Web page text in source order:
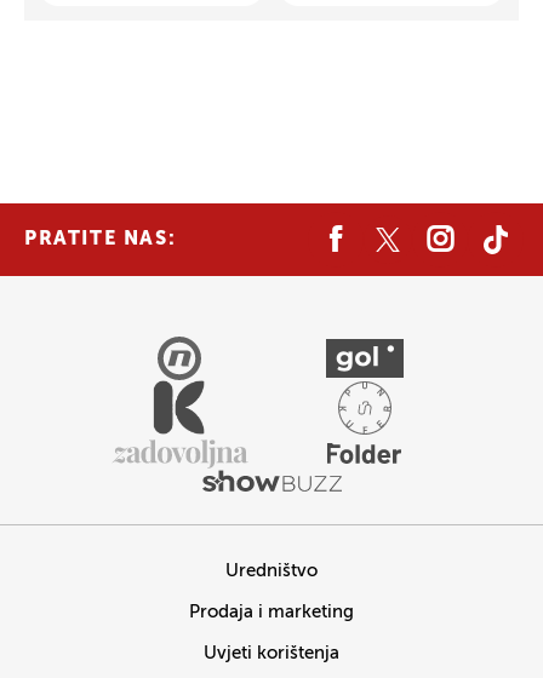
PRATITE NAS:
Uredništvo
Prodaja i marketing
Uvjeti korištenja